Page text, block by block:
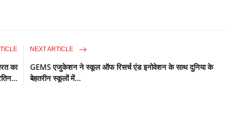
का
NEXT ARTICLE
GEMS एजुकेशन ने स्कूल ऑफ रिसर्च एंड इनोवेशन के साथ दुनिया के
बेहतरीन स्कूलों में...